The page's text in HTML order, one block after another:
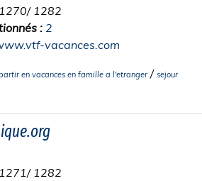
1270/ 1282
: 2
vacances.com
en vacances en famille a l'etranger / sejour
1271/ 1282